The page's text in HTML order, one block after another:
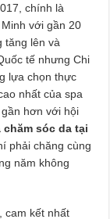
chính là
với gần 20
tăng lên và
tế nhưng Chi
lựa chọn thực
nhất của spa
hơn với hội
chăm sóc da tại
phải chăng cùng
năm không
cam kết nhất